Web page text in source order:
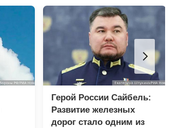
Герой России Сайбель:
Развитие железных
дорог стало одним из